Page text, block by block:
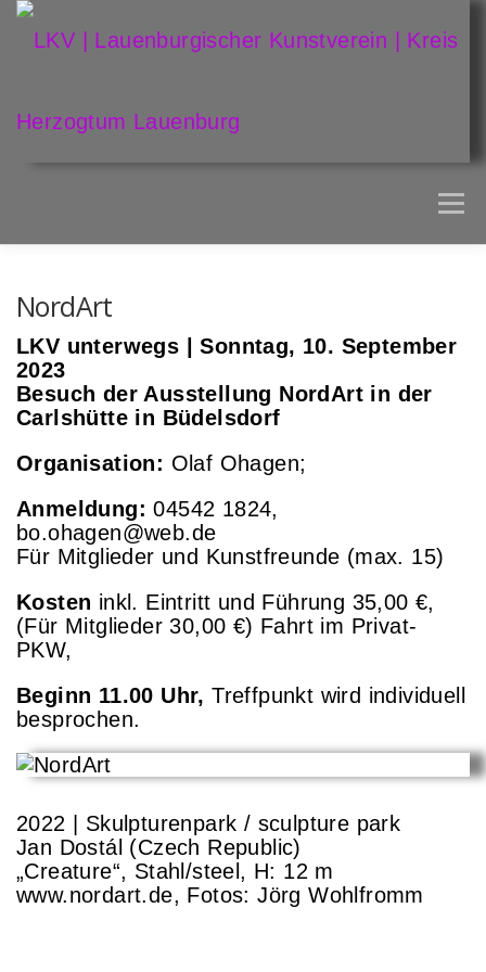
Zum
Inhalt
springen
NordArt
LKV unterwegs | Sonntag, 10. September
2023
Besuch der Ausstellung NordArt in der
Carlshütte in Büdelsdorf
Organisation: Olaf Ohagen;
Anmeldung: 04542 1824,
bo.ohagen@web.de
Für Mitglieder und Kunstfreunde (max. 15)
Kosten inkl. Eintritt und Führung 35,00 €,
(Für Mitglieder 30,00 €) Fahrt im Privat-
PKW,
Beginn 11.00 Uhr, Treffpunkt wird individuell
besprochen.
2022 | Skulpturenpark / sculpture park
Jan Dostál (Czech Republic)
„Creature“, Stahl/steel, H: 12 m
www.nordart.de, Fotos: Jörg Wohlfromm